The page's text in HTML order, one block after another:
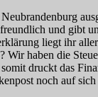
und gibt
liegt ihr
haben die
druckt das
noch auf